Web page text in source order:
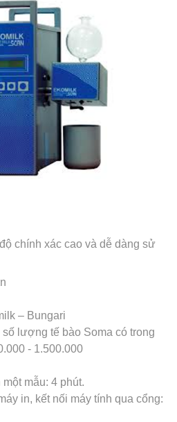
chính xác cao và dễ dàng sử
– Bungari
số lượng tế bào Soma có trong
- 1.500.000
mẫu: 4 phút.
in, kết nối máy tính qua cổng: